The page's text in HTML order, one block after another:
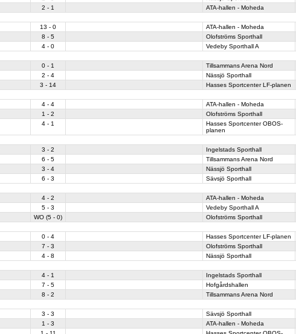
2 - 1
ATA-hallen - Moheda
13 - 0
ATA-hallen - Moheda
8 - 5 Olofströms Sporthall
4 - 0
Vedeby Sporthall A
0 - 1
Tillsammans Arena Nord
2 - 4
Nässjö Sporthall
3 - 14
Hasses Sportcenter LF-planen
4 - 4
ATA-hallen - Moheda
1 - 2
Olofströms Sporthall
4 - 1
Hasses Sportcenter OBOS-
planen
3 - 2 Ingelstads Sporthall
6 - 5
Tillsammans Arena Nord
3 - 4
Nässjö Sporthall
6 - 3
Sävsjö Sporthall
4 - 2
ATA-hallen - Moheda
5 - 3
Vedeby Sporthall A
WO (5 - 0)
Olofströms Sporthall
0 - 4
Hasses Sportcenter LF-planen
7 - 3 Olofströms Sporthall
4 - 8
Nässjö Sporthall
4 - 1
Ingelstads Sporthall
7 - 5
Hofgårdshallen
8 - 2
Tillsammans Arena Nord
3 - 3
Sävsjö Sporthall
1 - 3
ATA-hallen - Moheda